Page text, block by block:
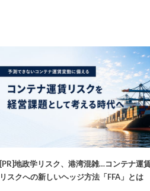
[PR]地政学リスク、港湾混雑…コンテナ運
リスクへの新しいヘッジ方法「FFA」とは